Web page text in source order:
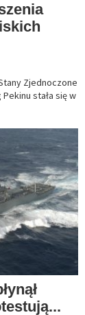
Zjednoczone
stała się w